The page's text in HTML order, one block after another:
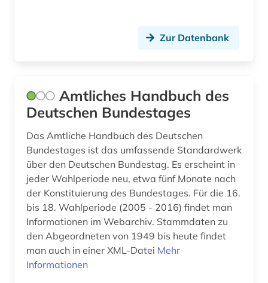
juden (3)
judenvernichtung (1)
jugendliteratur (2)
kanada (2)
karte (1)
kinderliteratur (2)
Zur Datenbank
Amtliches Handbuch des
Deutschen Bundestages
Das Amtliche Handbuch des Deutschen
Bundestages ist das umfassende Standardwerk
über den Deutschen Bundestag. Es erscheint in
jeder Wahlperiode neu, etwa fünf Monate nach
der Konstituierung des Bundestages. Für die 16.
bis 18. Wahlperiode (2005 - 2016) findet man
Informationen im Webarchiv. Stammdaten zu
den Abgeordneten von 1949 bis heute findet
man auch in einer XML-Datei Mehr
Informationen